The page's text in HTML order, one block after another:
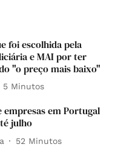
foi escolhida pela
e MAI por ter
"o preço mais baixo"
5 Minutos
empresas em Portugal
julho
52 Minutos